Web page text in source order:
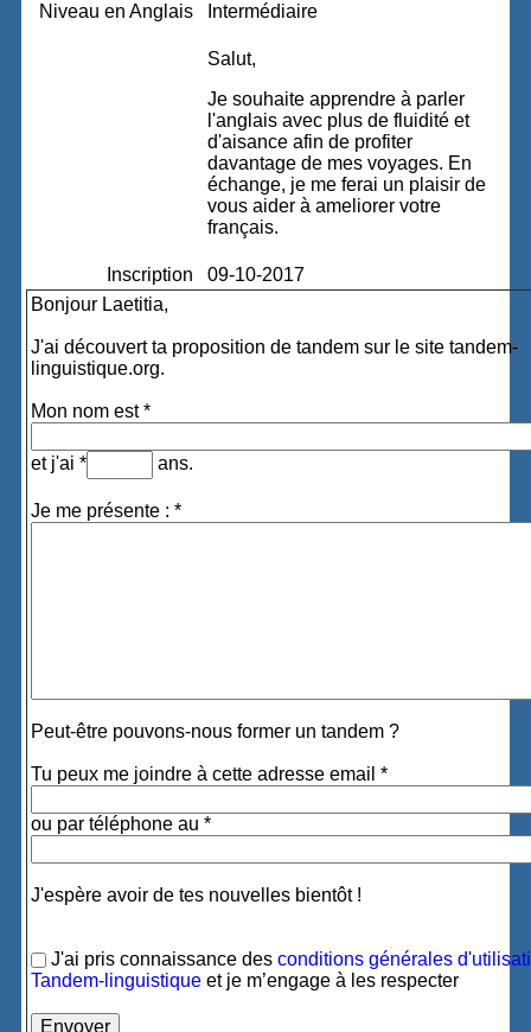
Niveau en Anglais
Intermédiaire
Salut,
Je souhaite apprendre à parler
l'anglais avec plus de fluidité et
d'aisance afin de profiter
davantage de mes voyages. En
échange, je me ferai un plaisir de
vous aider à ameliorer votre
français.
Inscription
09-10-2017
Bonjour Laetitia,
J'ai découvert ta proposition de tandem sur le site tandem-
linguistique.org.
Mon nom est *
et j'ai * ans.
Je me présente : *
Peut-être pouvons-nous former un tandem ?
Tu peux me joindre à cette adresse email *
ou par téléphone au *
J'espère avoir de tes nouvelles bientôt !
J'ai pris connaissance desconditions générales
Tandem-linguistique et je m’engage à les respecter